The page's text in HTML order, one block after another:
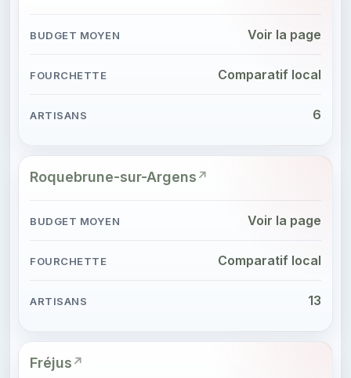
Voir la page
Comparatif local
6
Roquebrune-sur-Argens
Voir la page
Comparatif local
13
Fréjus